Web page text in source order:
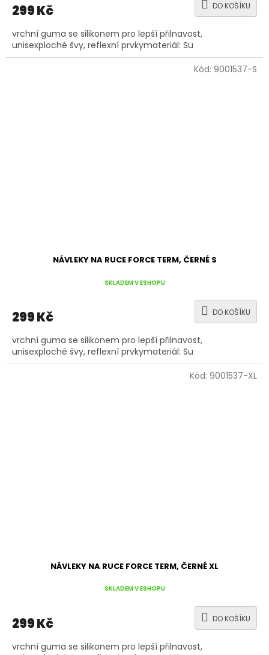
299 Kč DO KOŠÍKU
vrchní guma se silikonem pro lepší přilnavost,
unisexploché švy, reflexní prvkymateriál: Su
NÁVLEKY NA RUCE FORCE TERM, ČERNÉ S
SKLADEM V ESHOPU
299 Kč DO KOŠÍKU
vrchní guma se silikonem pro lepší přilnavost,
unisexploché švy, reflexní prvkymateriál: Su
Kód: 9001537-S
NÁVLEKY NA RUCE FORCE TERM, ČERNÉ XL
SKLADEM V ESHOPU
299 Kč DO KOŠÍKU
vrchní guma se silikonem pro lepší přilnavost,
Kód: 9001537-XL